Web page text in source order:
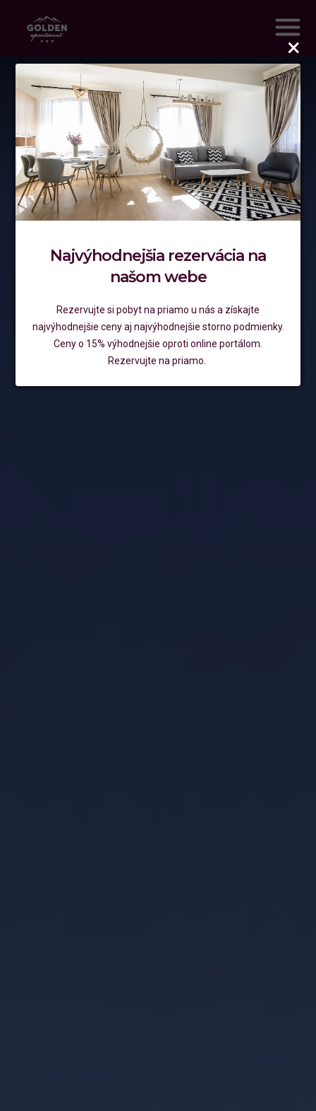
Najvýhodnejšia rezervácia na
našom webe
Rezervujte si pobyt na priamo u nás a získajte
najvýhodnejšie ceny aj najvýhodnejšie storno podmienky.
Ceny o 15% výhodnejšie oproti online portálom.
Rezervujte na priamo.